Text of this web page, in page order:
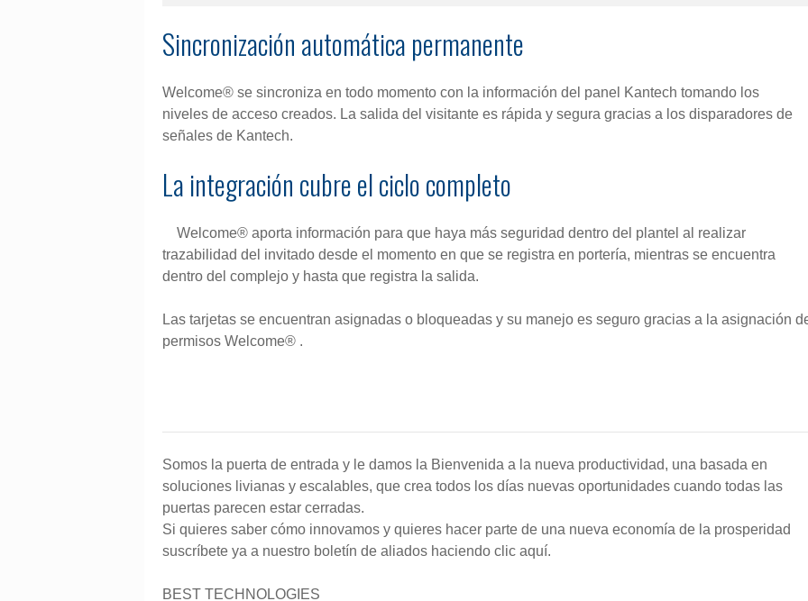
Sincronización automática permanente
Welcome® se sincroniza en todo momento con la información del panel Kantech tomando los
niveles de acceso creados. La salida del visitante es rápida y segura gracias a los disparadores de
señales de Kantech.
La integración cubre el ciclo completo
Welcome® aporta información para que haya más seguridad dentro del plantel al realizar
trazabilidad del invitado desde el momento en que se registra en portería, mientras se encuentra
dentro del complejo y hasta que registra la salida.
Las tarjetas se encuentran asignadas o bloqueadas y su manejo es seguro gracias a la asignación
permisos Welcome® .
Somos la puerta de entrada y le damos la Bienvenida a la nueva productividad, una basada en
soluciones livianas y escalables, que crea todos los días nuevas oportunidades cuando todas las
puertas parecen estar cerradas.
Si quieres saber cómo innovamos y quieres hacer parte de una nueva economía de la prosperidad
suscríbete ya a nuestro boletín de aliados haciendo clic aquí.
BEST TECHNOLOGIES